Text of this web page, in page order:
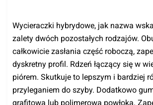
Wycieraczki hybrydowe, jak nazwa
zalety dwóch pozostałych rodzajów.
całkowicie zasłania część roboczą,
dyskretny profil. Rdzeń łączący się w
piórem. Skutkuje to lepszym i bardziej
przyleganiem do szyby. Dodatkowo
grafitową lub polimerową powłoką.